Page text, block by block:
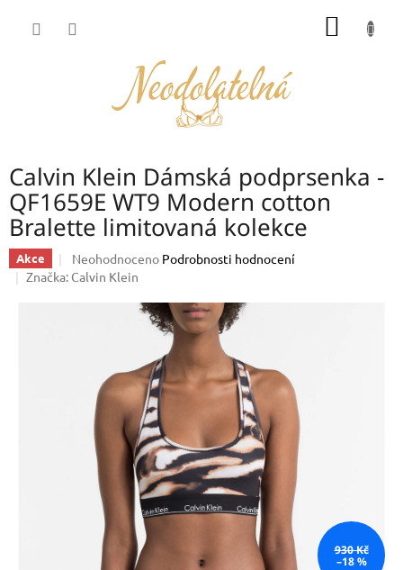
Calvin Klein Dámská podprsenka -
QF1659E WT9 Modern cotton
Bralette limitovaná kolekce
Akce
Průměrné
hodnocení
hvězdiček.
Neohodnoceno Podrobnosti hodnocení
Značka: Calvin Klein
930 Kč
–18 %